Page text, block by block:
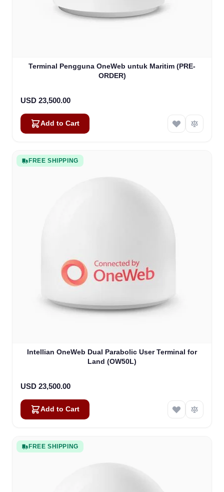
Terminal Pengguna OneWeb untuk Maritim (PRE-
ORDER)
USD 23,500.00
Add to Cart
FREE SHIPPING
Intellian OneWeb Dual Parabolic User Terminal for
Land (OW50L)
USD 23,500.00
Add to Cart
FREE SHIPPING